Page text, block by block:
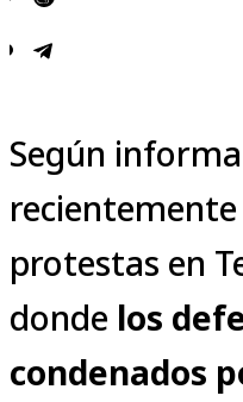
Según
protestas en
donde los
condenados